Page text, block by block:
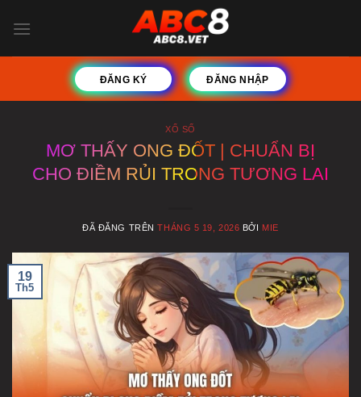
đến
ĐĂNG KÝ ĐĂNG NHẬP
XỔ SỐ
MƠ THẤY ONG ĐỐT | CHUẨN BỊ
CHO ĐIỀM RỦI TRONG TƯƠNG LAI
ĐÃ ĐĂNG TRÊNTHÁNG 5 19, 2026 BỞI MIE
19
Th5